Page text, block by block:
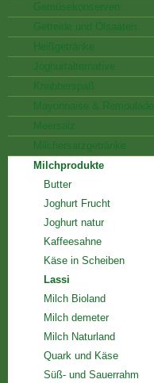
Gemüsekonserven
Getreide und Ölsaaten
Heißgetränke
Joghurtalternative
Knabberspaß
Mayonnaise & Remoulade
Meersalz
Milchersatzgetränke
Milchprodukte
Butter
Joghurt Frucht
Joghurt natur
Kaffeesahne
Käse in Scheiben
Lassi
Milch Bioland
Milch demeter
Milch Naturland
Quark und Käse
Süß- und Sauerrahm